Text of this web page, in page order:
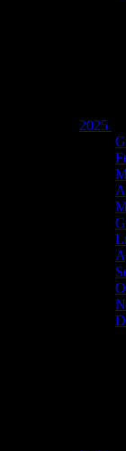
2025